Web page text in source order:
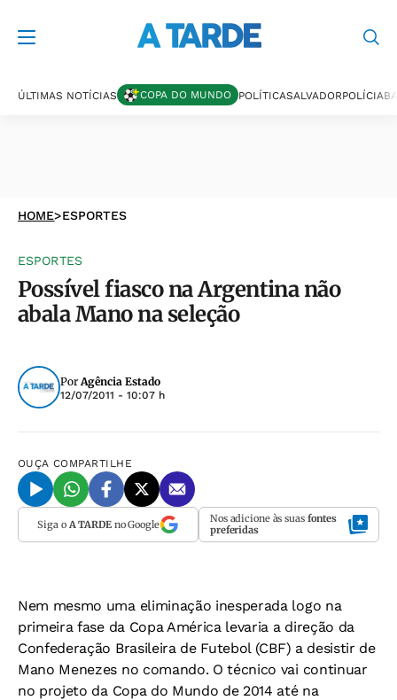
ÚLTIMAS NOTÍCIAS COPA DO MUNDO POLÍTICASALVADORPOLÍCIA
HOME>ESPORTES
ESPORTES
Possível fiasco na Argentina não
abala Mano na seleção
PorAgência Estado
12/07/2011 - 10:07 h
OUÇA COMPARTILHE
Siga o A TARDEno Google Nos adicione às suas fontes
preferidas
Nem mesmo uma eliminação inesperada logo na
primeira fase da Copa América levaria a direção da
Confederação Brasileira de Futebol (CBF) a desistir de
Mano Menezes no comando. O técnico vai continuar
no projeto da Copa do Mundo de 2014 até na